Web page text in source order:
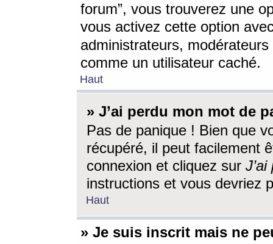
forum”, vous trouverez une
vous activez cette option
administrateurs,
comme un utilisateur caché.
Haut
» J’ai perdu mon mot de
Pas de panique ! Bien que
récupéré, il peut facilement
connexion et cliquez sur
instructions et vous devriez
Haut
» Je suis inscrit mais ne